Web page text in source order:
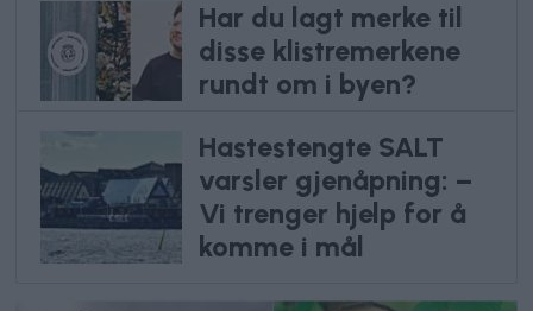
Har du lagt merke til
disse klistremerkene
rundt om i byen?
Hastestengte SALT
varsler gjenåpning: –
Vi trenger hjelp for å
komme i mål